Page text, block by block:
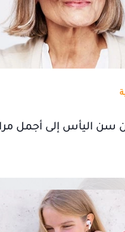
سن اليأس إلى أجمل